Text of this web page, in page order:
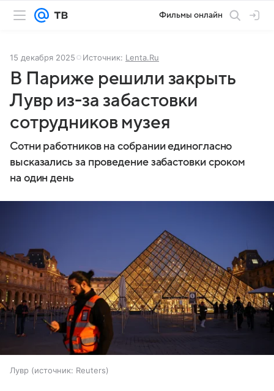
Фильмы онлайн
15 декабря 2025 Источник: Lenta.Ru
В Париже решили закрыть
Лувр из-за забастовки
сотрудников музея
Сотни работников на собрании единогласно
высказались за проведение забастовки сроком
на один день
Лувр источник: Reuters